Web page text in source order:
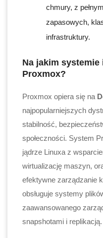
chmury, z
zapasowych,
infrastruktury.
Na jakim
Proxmox?
Proxmox opiera się na
najpopularniejszych
stabilność,
społeczności. System
jądrze Linuxa z
wirtualizację maszyn,
efektywne zarządzanie
obsługuje systemy
zaawansowanego
snapshotami i replikacją.